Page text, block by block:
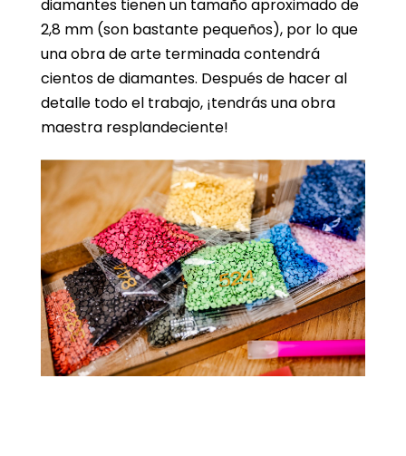
diamantes tienen un tamaño aproximado de
2,8 mm (son bastante pequeños), por lo que
una obra de arte terminada contendrá
cientos de diamantes. Después de hacer al
detalle todo el trabajo, ¡tendrás una obra
maestra resplandeciente!